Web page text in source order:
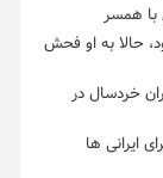
با همسر
حالا به او فحش
خردسال در
برای ایرانی ها